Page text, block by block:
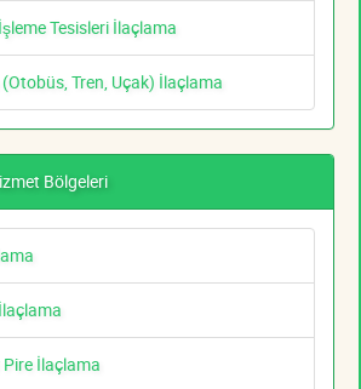
Tesisleri İlaçlama
(Otobüs, Tren, Uçak) İlaçlama
Bölgeleri
İlaçlama